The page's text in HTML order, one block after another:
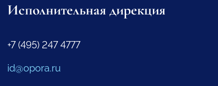
Исполнительная дирекция
+7 (495) 247 4777
id@opora.ru